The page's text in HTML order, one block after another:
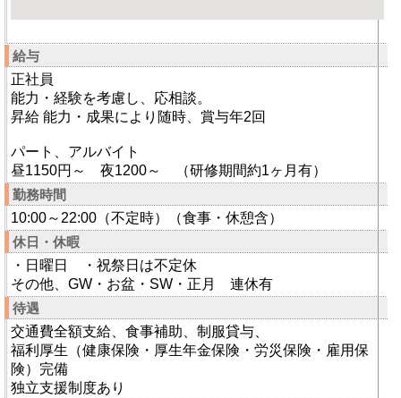
給与
正社員
能力・経験を考慮し、応相談。
昇給 能力・成果により随時、賞与年2回
パート、アルバイト
昼1150円～ 夜1200～ （研修期間約1ヶ月有）
勤務時間
10:00～22:00（不定時）（食事・休憩含）
休日・休暇
・日曜日 ・祝祭日は不定休
その他、GW・お盆・SW・正月 連休有
待遇
交通費全額支給、食事補助、制服貸与、
福利厚生（健康保険・厚生年金保険・労災保険・雇用保
険）完備
独立支援制度あり